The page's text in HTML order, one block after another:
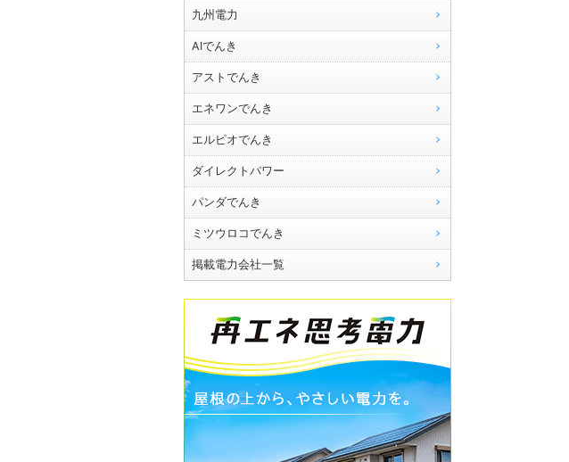
九州電力
AIでんき
アストでんき
エネワンでんき
エルピオでんき
ダイレクトパワー
パンダでんき
ミツウロコでんき
掲載電力会社一覧